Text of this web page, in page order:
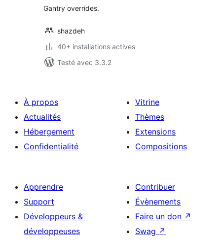
Gantry overrides.
shazdeh
40+ installations actives
Testé avec 3.3.2
À propos
Actualités
Hébergement
Confidentialité
Vitrine
Thèmes
Extensions
Compositions
Apprendre
Support
Développeurs &
développeuses
Contribuer
Évènements
Faire un don ↗
Swag ↗